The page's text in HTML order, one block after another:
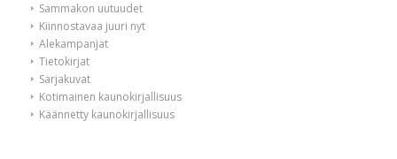
Sammakon uutuudet
Kiinnostavaa juuri nyt
Alekampanjat
Tietokirjat
Sarjakuvat
Kotimainen kaunokirjallisuus
Käännetty kaunokirjallisuus